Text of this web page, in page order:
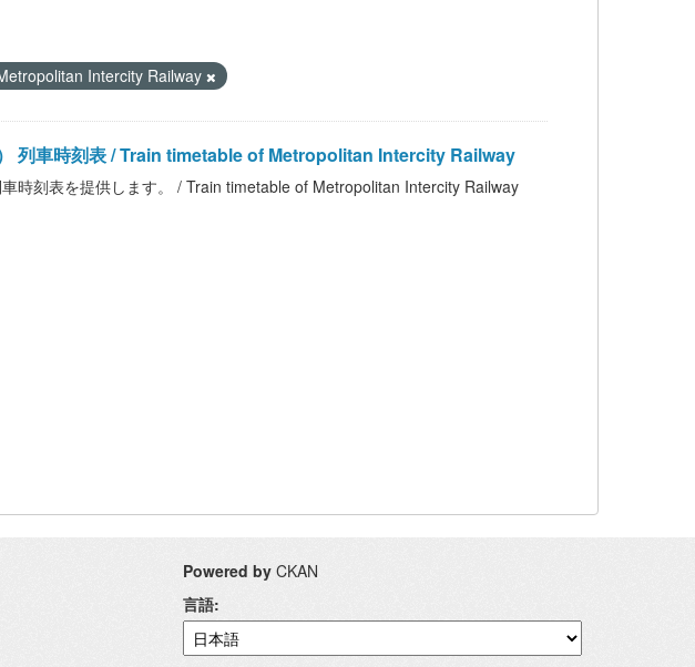
Intercity Railway
列車時刻表 / Train timetable of Metropolitan Intercity Railway
時刻表を提供します。 / Train timetable of Metropolitan Intercity Railway
Powered by CKAN
言語